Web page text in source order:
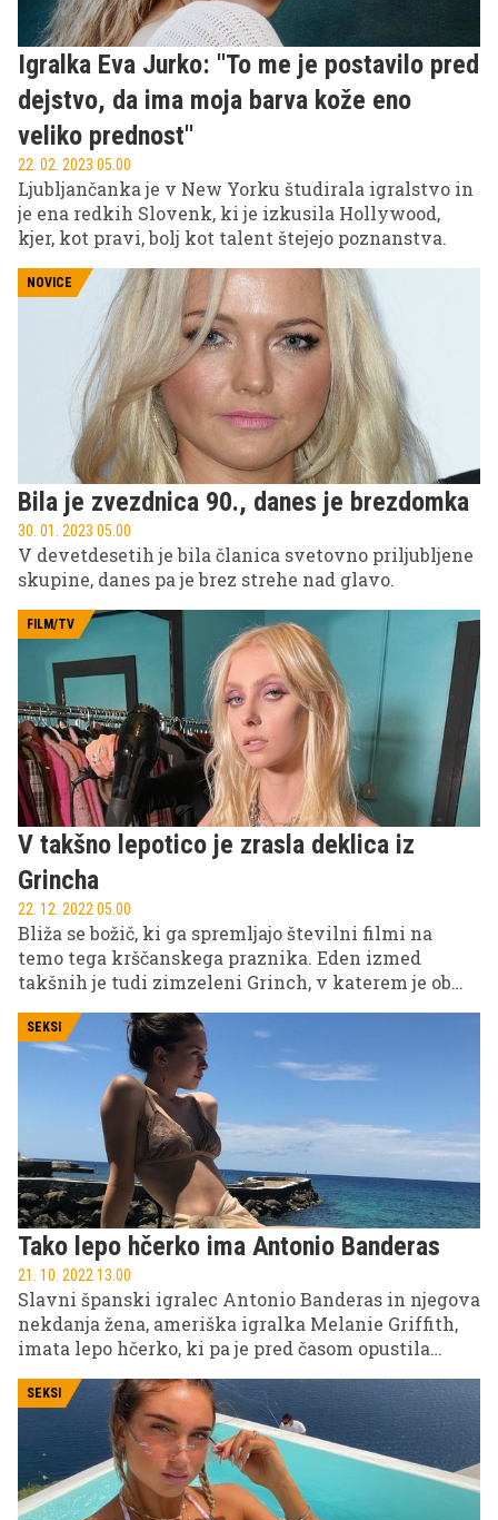
Igralka Eva Jurko: ''To me je postavilo pred
dejstvo, da ima moja barva kože eno
veliko prednost''
22. 02. 2023 05.00
Ljubljančanka je v New Yorku študirala igralstvo in
je ena redkih Slovenk, ki je izkusila Hollywood,
kjer, kot pravi, bolj kot talent štejejo poznanstva.
NOVICE
Bila je zvezdnica 90., danes je brezdomka
30. 01. 2023 05.00
V devetdesetih je bila članica svetovno priljubljene
skupine, danes pa je brez strehe nad glavo.
FILM/TV
V takšno lepotico je zrasla deklica iz
Grincha
22. 12. 2022 05.00
Bliža se božič, ki ga spremljajo številni filmi na
temo tega krščanskega praznika. Eden izmed
takšnih je tudi zimzeleni Grinch, v katerem je ob
Taylor Momsen, ki je 22 let kasneje neprepoznavna.
SEKSI
Tako lepo hčerko ima Antonio Banderas
21. 10. 2022 13.00
Slavni španski igralec Antonio Banderas in njegova
nekdanja žena, ameriška igralka Melanie Griffith,
imata lepo hčerko, ki pa je pred časom opustila
SEKSI